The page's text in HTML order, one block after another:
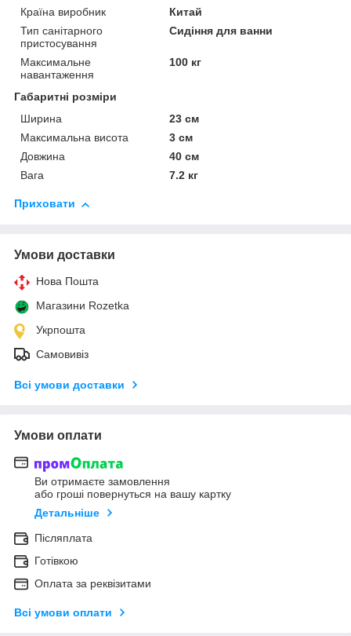
Країна виробник
Китай
Тип санітарного
пристосування
Сидіння для ванни
Максимальне
навантаження
100 кг
Габаритні розміри
Ширина
23 см
Максимальна висота
3 см
Довжина
40 см
Вага
7.2 кг
Приховати
Умови доставки
Нова Пошта
Магазини Rozetka
Укрпошта
Самовивіз
Всі умови доставки
Умови оплати
Ви отримаєте замовлення
або гроші повернуться на вашу картку
Детальніше
Післяплата
Готівкою
Оплата за реквізитами
Всі умови оплати